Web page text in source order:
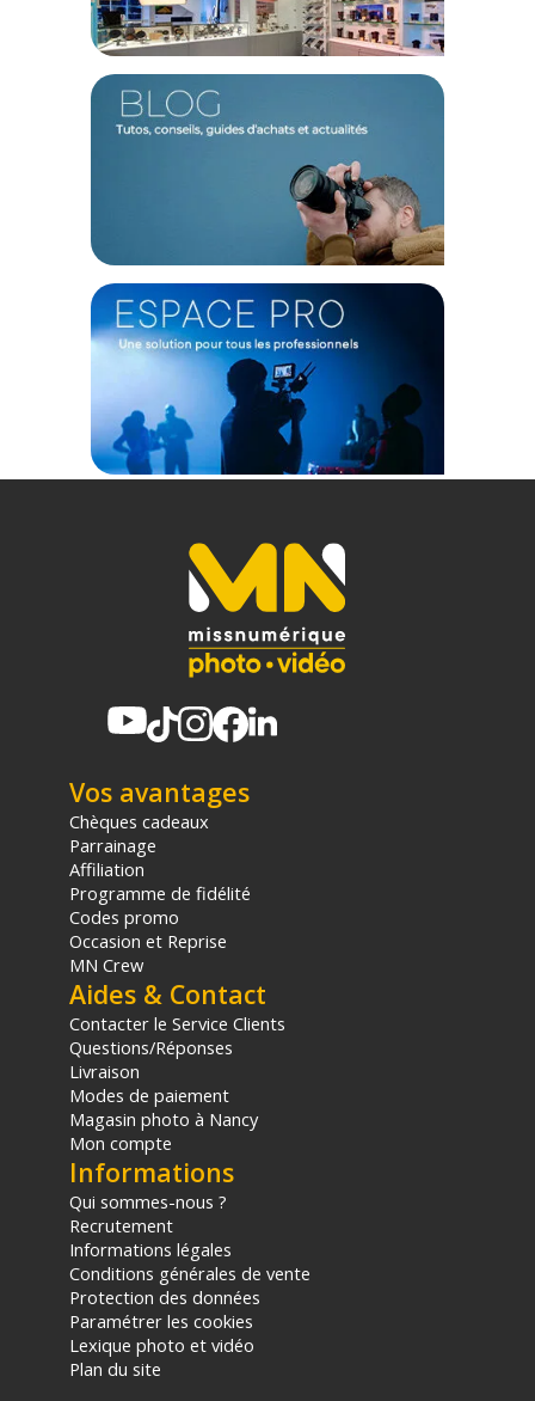
Taux d'Echantillonnage : 48 KHz
Sensibilité : -39 dB
Portée : 100 m
Latence : 8 ms
Gain : 6 niv (contrôlables)
Ecran : OLED (RX)
2 x Emetteur Blink 800
1 x Récepteur Blink 800
1 x Câble TRS/TRS
1 x Câble TRS/TRRS
3 x Câble USB/USB-C
2 x Brise Vent Fourrure
1 x Sacoche de Transport
Offre valable jusqu'au 10-08-2026 inclus.
Code EAN Saramonic Blink800 B1 Kit HF TRS - Achat et Prix - :
(1) Offre valable jusqu'au 31 Décembre 2030 à partir de 49 euros
d'achat, sur la base d'une expédition Chronopost 24H vers un point
sur les produits de moins de 1m et moins de 20Kg.
(2) Sous réserve d'éligibilité.
sur le prix TTC en €, les points seront effectivement calculés dans le
Vos avantages
Chèques cadeaux
Parrainage
Affiliation
Programme de fidélité
Codes promo
Occasion et Reprise
MN Crew
Aides & Contact
Contacter le Service Clients
Questions/Réponses
Livraison
Modes de paiement
Magasin photo à Nancy
Mon compte
Informations
Qui sommes-nous ?
Recrutement
Informations légales
Conditions générales de vente
Protection des données
Paramétrer les cookies
Lexique photo et vidéo
Plan du site